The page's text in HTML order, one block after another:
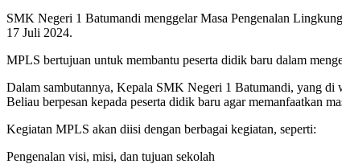
SMK Negeri 1 Batumandi menggelar Masa Pengenalan
17 Juli 2024.
MPLS bertujuan untuk membantu peserta didik baru dalam
Dalam sambutannya, Kepala SMK Negeri 1 Batumandi, yang di
Beliau berpesan kepada peserta didik baru agar memanfaatkan
Kegiatan MPLS akan diisi dengan berbagai kegiatan, seperti:
Pengenalan visi, misi, dan tujuan sekolah